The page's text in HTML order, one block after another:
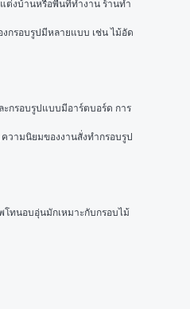
ต่งบ้านหรือพื้นที่ทำงาน ร้านทำ
กรอบรูปมีหลายแบบ เช่น ไม้อัด
ะกรอบรูปแบบมีอาร์ตบอร์ด การ
วามนิยมของงานสั่งทำกรอบรูป
โทนอบอุ่นมักเหมาะกับกรอบไม้